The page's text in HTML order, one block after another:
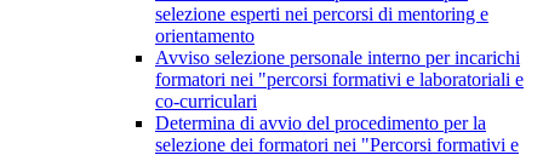
selezione esperti nei percorsi di mentoring e
orientamento
Avviso selezione personale interno per incarichi
formatori nei "percorsi formativi e laboratoriali e
co-curriculari
Determina di avvio del procedimento per la
selezione dei formatori nei "Percorsi formativi e